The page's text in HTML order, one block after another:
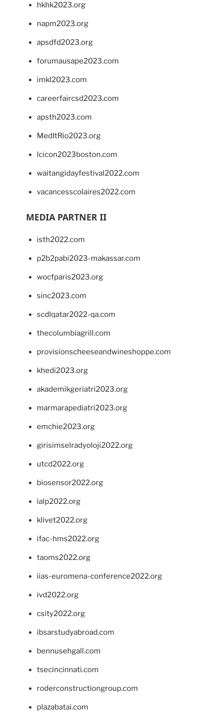
hkhk2023.org
napm2023.org
apsdfd2023.org
forumausape2023.com
imkl2023.com
careerfaircsd2023.com
apsth2023.com
MedItRio2023.org
lcicon2023boston.com
waitangidayfestival2022.com
vacancesscolaires2022.com
MEDIA PARTNER II
isth2022.com
p2b2pabi2023-makassar.com
wocfparis2023.org
sinc2023.com
scdlqatar2022-qa.com
thecolumbiagrill.com
provisionscheeseandwineshoppe.com
khedi2023.org
akademikgeriatri2023.org
marmarapediatri2023.org
emchie2023.org
girisimselradyoloji2022.org
utcd2022.org
biosensor2022.org
ialp2022.org
klivet2022.org
ifac-hms2022.org
taoms2022.org
iias-euromena-conference2022.org
ivd2022.org
csity2022.org
ibsarstudyabroad.com
bennusehgall.com
tsecincinnati.com
roderconstructiongroup.com
plazabatai.com